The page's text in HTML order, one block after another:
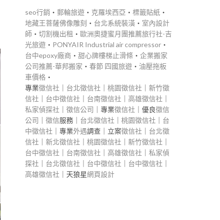
seo行銷 ‧ 郵輪旅遊 ‧ 克羅埃西亞 ‧ 標籤貼紙 ‧
地藏王菩薩佛像雕刻 ‧ 台北系統裝潢 ‧ 室內設計
師 ‧ 切割機出租 ‧ 歐洲奧捷蜜月團推薦旅行社-吉
光旅遊 ‧ PONYAIR Industrial air compressor ‧
台中epoxy廠商 ‧ 甜心牌樓梯止滑條 ‧ 企業搬家
公司推薦-華邦搬家 ‧ 春節 四國旅遊 ‧ 油壓拖板
車價格 ‧
專業徵信社 台北徵信社 桃園徵信社
新竹徵
信社
台中徵信社 台南徵信社 高雄徵信社
私家偵探社
徵信公司 ｜專業徵信社 ｜優良徵信
公司
徵信服務｜ 台北徵信社 桃園徵信社
台
中徵信社 ｜專業外遇調查｜立案徵信社
台北徵
信社
新北徵信社 桃園徵信社 新竹徵信社
台中徵信社
台南徵信社 高雄徵信社
私家偵
探社
台北徵信社 台中徵信社 台中徵信社
高雄徵信社 ｜天狼星網頁設計